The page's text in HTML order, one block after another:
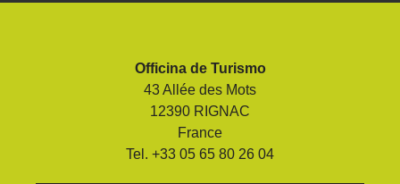
Officina de Turismo
43 Allée des Mots
12390 RIGNAC
France
Tel. +33 05 65 80 26 04